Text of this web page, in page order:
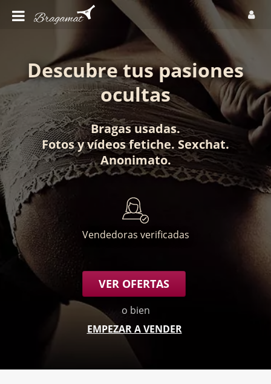
Descubre tus pasiones
ocultas
Bragas usadas.
Fotosyvídeos fetiche. Sexchat.
Anonimato.
Vendedoras verificadas
VER OFERTAS
o bien
EMPEZAR A VENDER